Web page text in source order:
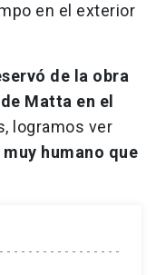
en el exterior
de la obra
Matta en el
logramos ver
humano que